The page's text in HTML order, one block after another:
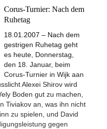
Corus-Turnier: Nach dem
Ruhetag
18.01.2007 – Nach dem
gestrigen Ruhetag geht
es heute, Donnerstag,
den 18. Januar, beim
Corus-Turnier in Wijk aan
Alexei Shirov wird
Boden gut zu machen,
Tiviakov an, was ihn nicht
zu spielen, und David
gegen